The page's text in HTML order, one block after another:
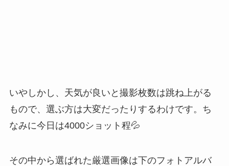
いやしかし、天気が良いと撮影枚数は跳ね上がる
もので、選ぶ方は大変だったりするわけです。ち
なみに今日は4000ショット程💦
その中から選ばれた厳選画像は下のフォトアルバ